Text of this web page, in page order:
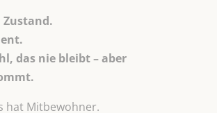
Zustand.
das nie bleibt – aber
hat Mitbewohner.